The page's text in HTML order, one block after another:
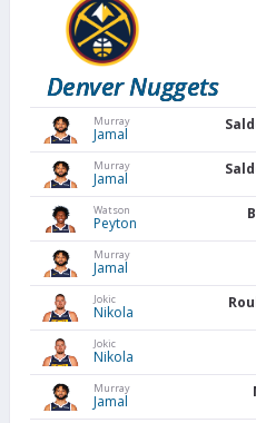
Denver Nuggets
Murray
Jamal
Murray
Jamal
Watson
Peyton
Murray
Jamal
Jokic
Nikola
Jokic
Nikola
Murray
Jamal